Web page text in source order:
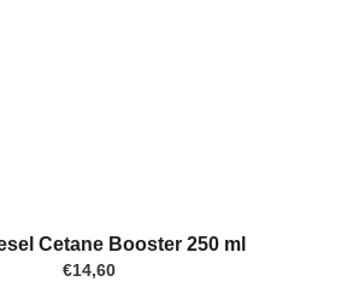
Cetane Booster 250 ml
€14,60